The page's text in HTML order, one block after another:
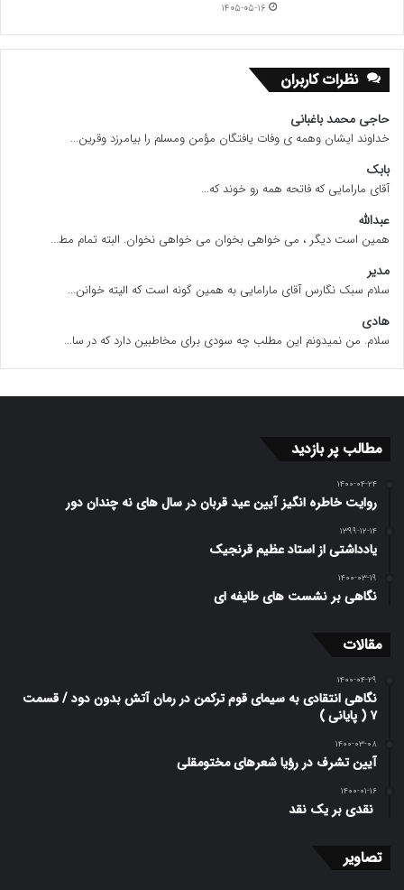
۱۴۰۵-۰۵-۱۶
نظرات کاربران
حاجی محمد باغبانی
خداوند ایشان وهمه ی وفات یافتگان مؤمن ومسلم را بیامرزد وقرین...
بابک
آقای مارامایی که فاتحه همه رو خوند که...
عبدالله
همین است دیگر ، می خواهی بخوان می خواهی نخوان. البته تمام مط...
مدیر
سلام سبک نگارس آقای مارامایی به همین گونه است که الیته خوانن...
هادی
سلام. من نمیدونم این مطلب چه سودی برای مخاطبین دارد که در سا...
مطالب پر بازدید
۱۴۰۰-۰۴-۲۴
روایت خاطره انگیز آیین عید قربان در سال های نه چندان دور
۱۳۹۹-۱۲-۱۴
یادداشتی از استاد عظیم قرنجیک
۱۴۰۰-۰۳-۱۹
نگاهی بر نشست های طایفه ای
مقالات
۱۴۰۰-۰۴-۲۹
نگاهی انتقادی به سیمای قوم ترکمن در رمان آتش بدون دود / قسمت
۷ ( پایانی )
۱۴۰۰-۰۳-۰۸
آیین تشرف در رؤیا شعرهای مختومقلی
۱۴۰۰-۰۱-۱۶
️ نقدی بر یک نقد
تصاویر